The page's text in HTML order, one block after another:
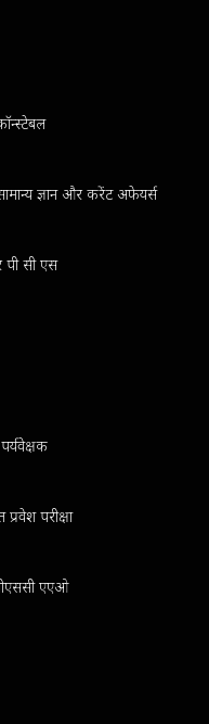
ज्ञान और करेंट अफेयर्स
पी सी एस
परीक्षा
एएओ